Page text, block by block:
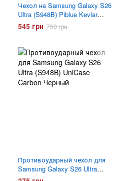
Чехол на Samsung Galaxy S26
Ultra (S948B) Piblue Kevlar
Черный
545 грн 750 грн
Противоударный чехол для
Samsung Galaxy S26 Ultra
(S948B) UniCase Carbon